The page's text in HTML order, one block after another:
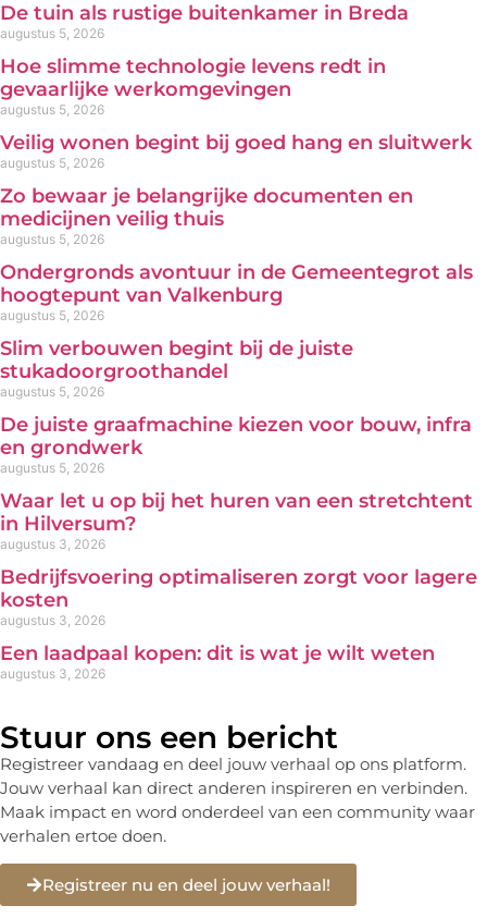
De tuin als rustige buitenkamer in Breda
augustus 5, 2026
Hoe slimme technologie levens redt in
gevaarlijke werkomgevingen
augustus 5, 2026
Veilig wonen begint bij goed hang en sluitwerk
augustus 5, 2026
Zo bewaar je belangrijke documenten en
medicijnen veilig thuis
augustus 5, 2026
Ondergronds avontuur in de Gemeentegrot als
hoogtepunt van Valkenburg
augustus 5, 2026
Slim verbouwen begint bij de juiste
stukadoorgroothandel
augustus 5, 2026
De juiste graafmachine kiezen voor bouw, infra
en grondwerk
augustus 5, 2026
Waar let u op bij het huren van een stretchtent
in Hilversum?
augustus 3, 2026
Bedrijfsvoering optimaliseren zorgt voor lagere
kosten
augustus 3, 2026
Een laadpaal kopen: dit is wat je wilt weten
augustus 3, 2026
Stuur ons een bericht
Registreer vandaag en deel jouw verhaal op ons platform.
Jouw verhaal kan direct anderen inspireren en verbinden.
Maak impact en word onderdeel van een community waar
verhalen ertoe doen.
Registreer nu en deel jouw verhaal!